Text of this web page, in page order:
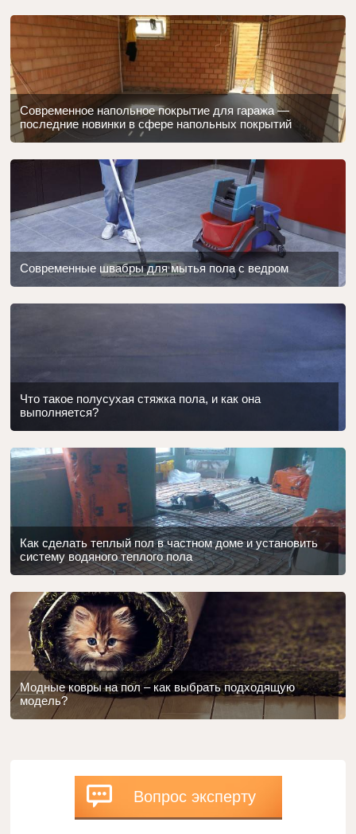
Современное напольное покрытие для гаража —
последние новинки в сфере напольных покрытий
Современные швабры для мытья пола с ведром
Что такое полусухая стяжка пола, и как она
выполняется?
Как сделать теплый пол в частном доме и установить
систему водяного теплого пола
Модные ковры на пол – как выбрать подходящую
модель?
Вопрос эксперту